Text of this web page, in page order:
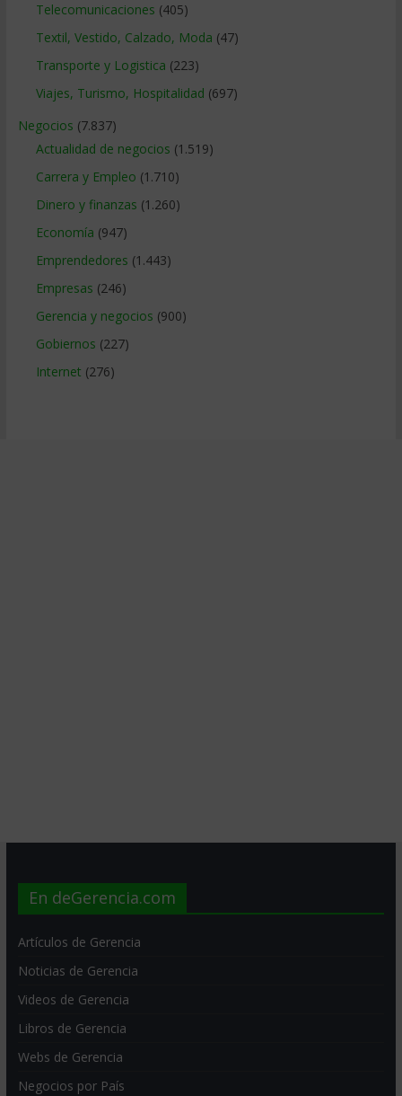
Telecomunicaciones (405)
Textil, Vestido, Calzado, Moda (47)
Transporte y Logistica (223)
Viajes, Turismo, Hospitalidad (697)
Negocios (7.837)
Actualidad de negocios (1.519)
Carrera y Empleo (1.710)
Dinero y finanzas (1.260)
Economía (947)
Emprendedores (1.443)
Empresas (246)
Gerencia y negocios (900)
Gobiernos (227)
Internet (276)
En deGerencia.com
Artículos de Gerencia
Noticias de Gerencia
Videos de Gerencia
Libros de Gerencia
Webs de Gerencia
Negocios por País